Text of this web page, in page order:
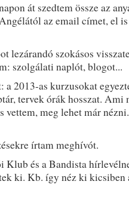
át szedtem össze az
az email címet, el
lezárandó szokásos
szolgálati naplót, blogot...
2013-as kurzusokat
tervek órák hosszat. Ami
vettem, meg lehet már
írtam meghívót.
és a Bandista
ki. Kb. így néz ki kicsiben